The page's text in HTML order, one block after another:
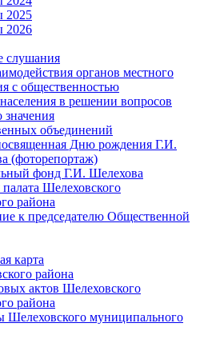
2025
2026
слушания
органов местного
с общественностью
в решении вопросов
значения
объединений
Дню рождения Г.И.
(фоторепортаж)
фонд Г.И. Шелехова
Шелеховского
района
к председателю Общественной
карта
района
актов Шелеховского
района
Шелеховского муниципального